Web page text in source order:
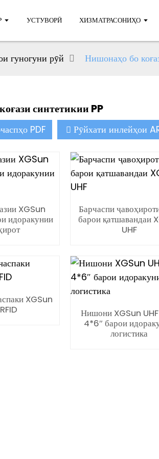
УСТУВОРӢ ХИЗМАТРАСОНИҲО
гуногуни рӯй Нишонаҳо бо
синтетикии PP
PDF Рӯйхати инлейҳои
XGSun
идоракунии
Барчаспи
барои қатшавандаи
UHF
XGSun
Нишони XGSun UHF
4*6″ барои
логистика